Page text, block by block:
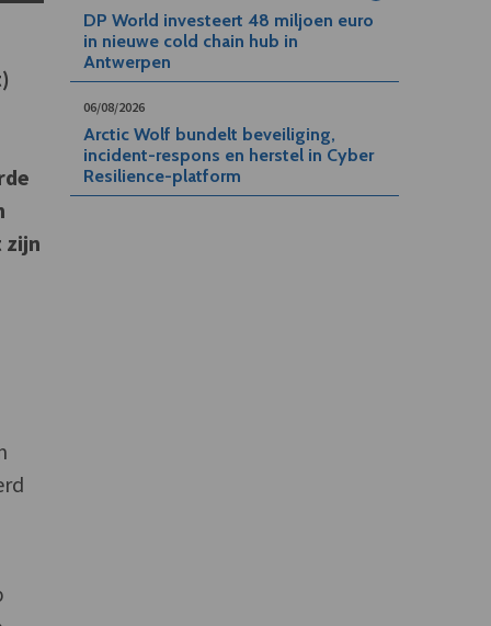
zijn
DP World investeert 48 miljoen euro
in nieuwe cold chain hub in
Antwerpen
06/08/2026
Arctic Wolf bundelt beveiliging,
incident-respons en herstel in Cyber
Resilience-platform